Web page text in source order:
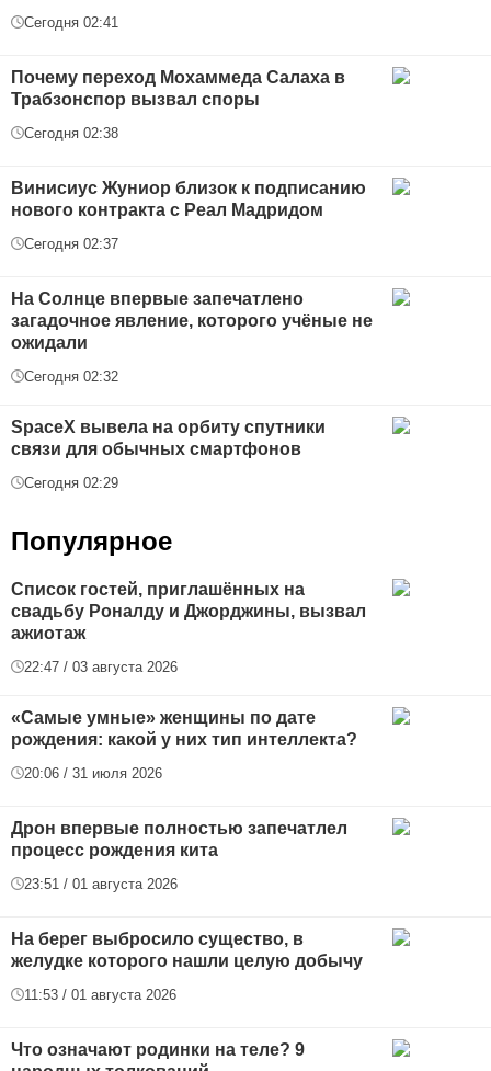
Сегодня 02:41
Почему переход Мохаммеда Салаха в
Трабзонспор вызвал споры
Сегодня 02:38
Винисиус Жуниор близок к подписанию
нового контракта с Реал Мадридом
Сегодня 02:37
На Солнце впервые запечатлено
загадочное явление, которого учёные не
ожидали
Сегодня 02:32
SpaceX вывела на орбиту спутники
связи для обычных смартфонов
Сегодня 02:29
Популярное
Список гостей, приглашённых на
свадьбу Роналду и Джорджины, вызвал
ажиотаж
22:47 / 03 августа 2026
«Самые умные» женщины по дате
рождения: какой у них тип интеллекта?
20:06 / 31 июля 2026
Дрон впервые полностью запечатлел
процесс рождения кита
23:51 / 01 августа 2026
На берег выбросило существо, в
желудке которого нашли целую добычу
11:53 / 01 августа 2026
Что означают родинки на теле? 9